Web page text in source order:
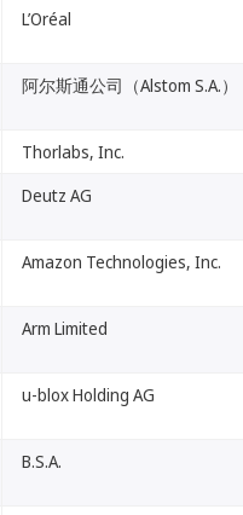
L’Oréal
阿尔斯通公司（Alstom S.A.）
Thorlabs, Inc.
Deutz AG
Amazon Technologies, Inc.
Arm Limited
u-blox Holding AG
B.S.A.